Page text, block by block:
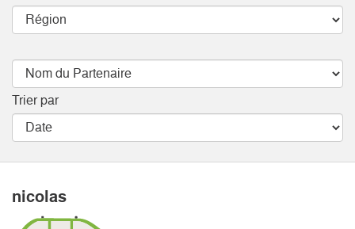
Trier par
nicolas